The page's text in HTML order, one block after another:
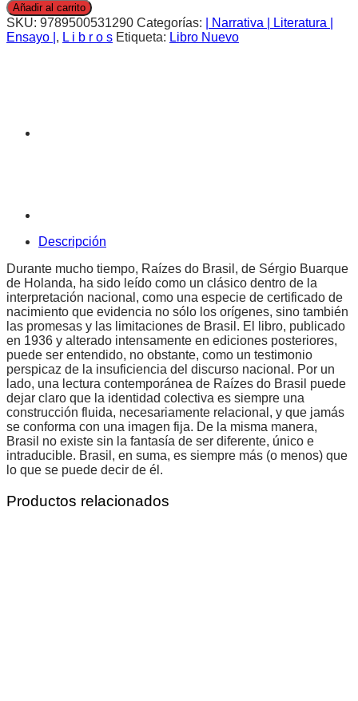
Añadir al carrito
SKU: 9789500531290 Categorías:
| Narrativa | Literatura |
Ensayo | , L i b r o s Etiqueta: Libro Nuevo
Descripción
Durante mucho tiempo, Raízes do Brasil, de Sérgio Buarque
de Holanda, ha sido leído como un clásico dentro de la
interpretación nacional, como una especie de certificado de
nacimiento que evidencia no sólo los orígenes, sino también
las promesas y las limitaciones de Brasil. El libro, publicado
en 1936 y alterado intensamente en ediciones posteriores,
puede ser entendido, no obstante, como un testimonio
perspicaz de la insuficiencia del discurso nacional. Por un
lado, una lectura contemporánea de Raízes do Brasil puede
dejar claro que la identidad colectiva es siempre una
construcción fluida, necesariamente relacional, y que jamás
se conforma con una imagen fija. De la misma manera,
Brasil no existe sin la fantasía de ser diferente, único e
intraducible. Brasil, en suma, es siempre más (o menos) que
lo que se puede decir de él.
Productos relacionados